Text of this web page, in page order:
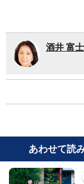
酒井 富
あわせて読